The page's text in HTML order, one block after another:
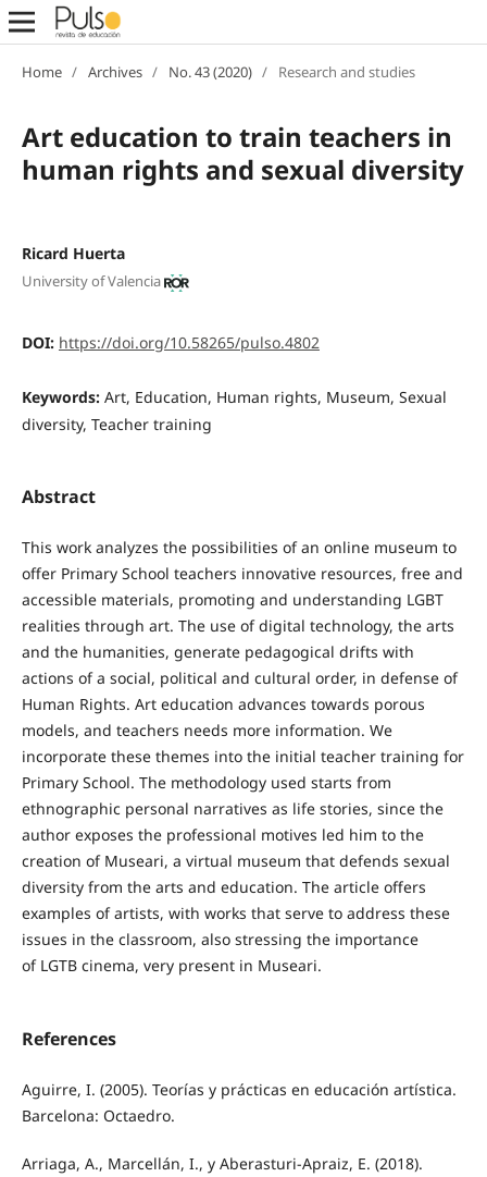
Home / Archives / No. 43 (2020) / Research and studies
Art education to train teachers in
human rights and sexual diversity
Ricard Huerta
University of Valencia
DOI: https://doi.org/10.58265/pulso.4802
Keywords: Art, Education, Human rights, Museum, Sexual
diversity, Teacher training
Abstract
This work analyzes the possibilities of an online museum to
offer Primary School teachers innovative resources, free and
accessible materials, promoting and understanding LGBT
realities through art. The use of digital technology, the arts
and the humanities, generate pedagogical drifts with
actions of a social, political and cultural order, in defense of
Human Rights. Art education advances towards porous
models, and teachers needs more information. We
incorporate these themes into the initial teacher training for
Primary School. The methodology used starts from
ethnographic personal narratives as life stories, since the
author exposes the professional motives led him to the
creation of Museari, a virtual museum that defends sexual
diversity from the arts and education. The article offers
examples of artists, with works that serve to address these
issues in the classroom, also stressing the importance
of LGTB cinema, very present in Museari.
References
Aguirre, I. (2005). Teorías y prácticas en educación artística.
Barcelona: Octaedro.
Arriaga, A., Marcellán, I., y Aberasturi-Apraiz, E. (2018).